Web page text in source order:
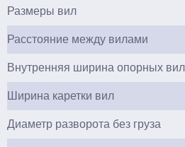
Размеры вил
Расстояние между вилами
Внутренняя ширина опорных вил
Ширина каретки вил
Диаметр разворота без груза